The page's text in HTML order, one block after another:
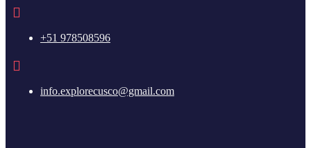
+51 978508596
info.explorecusco@gmail.com